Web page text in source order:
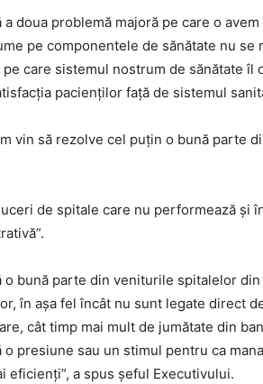
doua problemă majoră pe care o
pe componentele de sănătate nu se
care sistemul nostrum de sănătate îl
pacienţilor faţă de sistemul
vin să rezolve cel puţin o bună parte
de spitale care nu performează şi
o bună parte din veniturile spitalelor din
în aşa fel încât nu sunt legate direct
cât timp mai mult de jumătate din
presiune sau un stimul pentru ca
eficienţi”, a spus şeful Executivului.